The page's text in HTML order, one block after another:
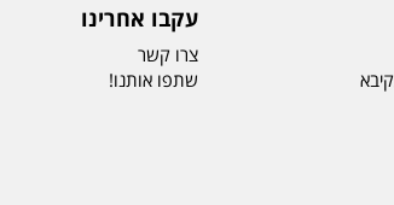
עקבו אחרינו
צרו קשר
שתפו אותנו!